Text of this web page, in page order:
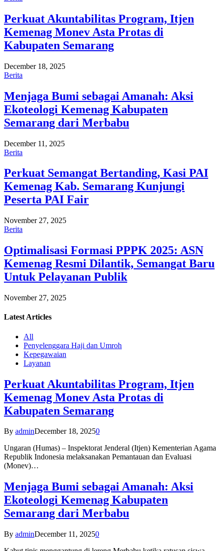
Perkuat Akuntabilitas Program, Itjen
Kemenag Monev Asta Protas di
Kabupaten Semarang
December 18, 2025
Berita
Menjaga Bumi sebagai Amanah: Aksi
Ekoteologi Kemenag Kabupaten
Semarang dari Merbabu
December 11, 2025
Berita
Perkuat Semangat Bertanding, Kasi PAI
Kemenag Kab. Semarang Kunjungi
Peserta PAI Fair
November 27, 2025
Berita
Optimalisasi Formasi PPPK 2025: ASN
Kemenag Resmi Dilantik, Semangat Baru
Untuk Pelayanan Publik
November 27, 2025
Latest Articles
All
Penyelenggara Haji dan Umroh
Kepegawaian
Layanan
Perkuat Akuntabilitas Program, Itjen
Kemenag Monev Asta Protas di
Kabupaten Semarang
By adminDecember 18, 20250
Ungaran (Humas) – Inspektorat Jenderal (Itjen) Kementerian Agama
Republik Indonesia melaksanakan Pemantauan dan Evaluasi
(Monev)…
Menjaga Bumi sebagai Amanah: Aksi
Ekoteologi Kemenag Kabupaten
Semarang dari Merbabu
By adminDecember 11, 20250